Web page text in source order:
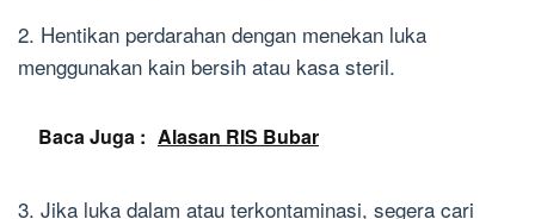
2. Hentikan perdarahan dengan menekan luka
menggunakan kain bersih atau kasa steril.
Baca Juga : Alasan RIS Bubar
3. Jika luka dalam atau terkontaminasi, segera cari